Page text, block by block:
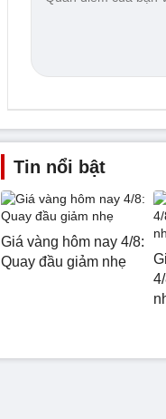
Tin nổi bật
Giá vàng hôm nay 4/8:
Quay đầu giảm nhẹ